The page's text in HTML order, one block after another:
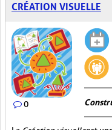
CRÉATION VISUELLE
0